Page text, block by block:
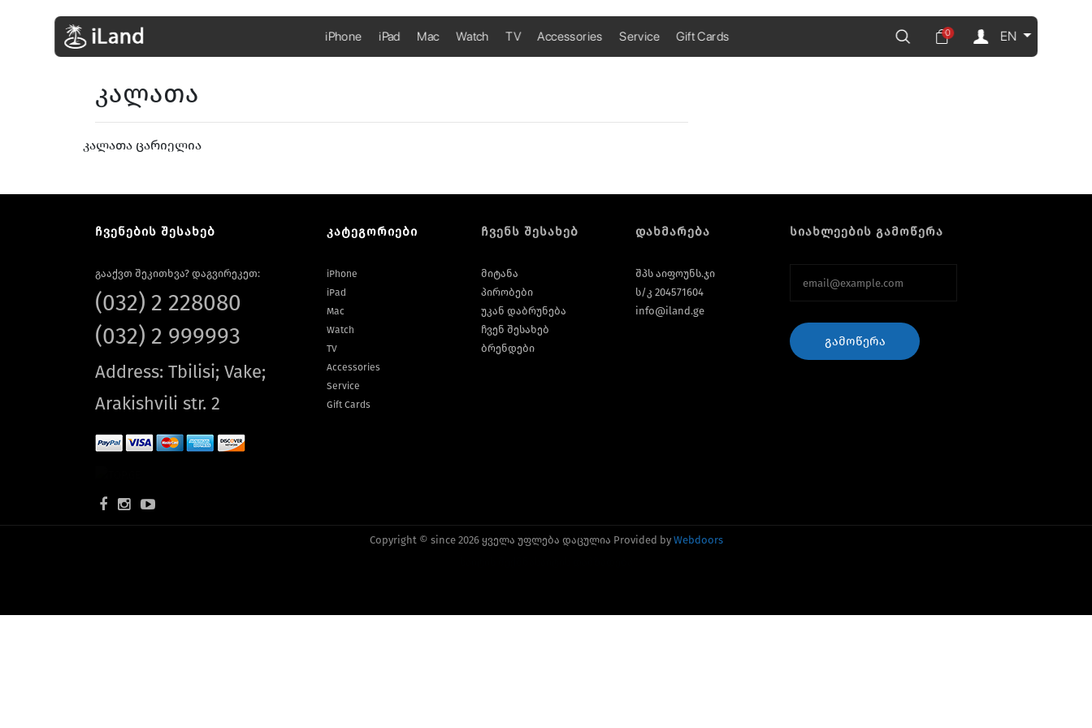
iPhone iPad Mac Watch TV Accessories Service Gift Cards 0 EN
კალათა
კალათა ცარიელია
ჩვენების შესახებ
გააქვთ შეკითხვა? დაგვირეკეთ:
(032) 2 228080
(032) 2 999993
Address: Tbilisi; Vake;
Arakishvili str. 2
კატეგორიები
iPhone
iPad
Mac
Watch
TV
Accessories
Service
Gift Cards
ჩვენს შესახებ
მიტანა
პირობები
უკან დაბრუნება
ჩვენ შესახებ
ბრენდები
დახმარება
შპს აიფოუნს.ჯი
ს/კ 204571604
info@iland.ge
სიახლეების გამოწერა
ᲒᲐᲛᲝᲬᲔᲠᲐ
Copyright © since 2026 ყველა უფლება დაცულია Provided by Webdoors